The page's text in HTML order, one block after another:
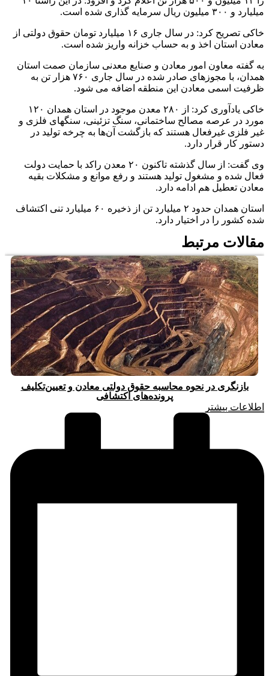
میلیارد و ۳۰۰ میلیون ریال سرمایه گذاری شده است.
خاکی تصریح کرد: در سال جاری ۱۶ میلیارد تومان حقوق دولتی از
معادن استان اخذ و به حساب خزانه واریز شده است.
به گفته معاون امور معادن و صنایع معدنی سازمان صمت استان
همدان، با مجوزهای صادر شده در سال جاری ۷۶۰ هزار تن به
ظرفیت اسمی معادن این منطقه اضافه می شود.
خاکی یادآوری کرد: از ۲۸۰ معدن موجود در استان همدان ۱۲۰
مورد در عرصه مصالح ساختمانی، سنگ تزئینی، سنگهای فلزی و
غیر فلزی غیرفعال هستند که بازگشت آن‌ها به چرخه تولید در
دستور کار قرار دارد.
وی گفت: از سال گذشته تاکنون ۲۰ معدن راکد با حمایت دولت
فعال شده و مشغول تولید هستند و رفع موانع و مشکلات بقیه
معادن تعطیل هم ادامه دارد.
استان همدان حدود ۲ میلیارد تن از ذخیره ۶۰ میلیارد تنی اکتشاف
شده کشور را در اختیار دارد.
مقالات مرتبط
بازنگری در نحوه محاسبه حقوق دولتی معادن و تعیین‌تکلیف
پرونده‌های اکتشافی
اطلاعات بیشتر